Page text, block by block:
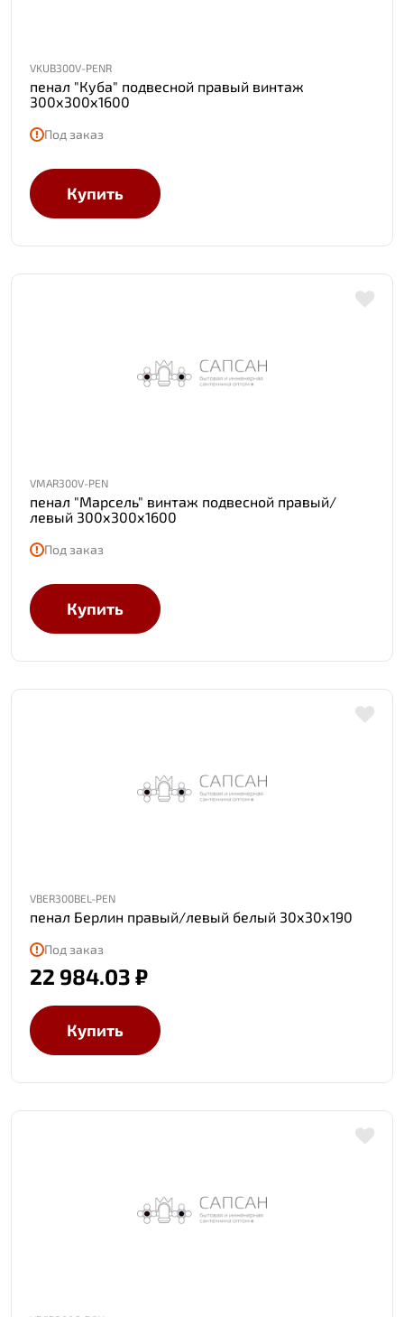
VKUB300V-PENR
пенал "Куба" подвесной правый винтаж
300х300х1600
Под заказ
Купить
VMAR300V-PEN
пенал "Марсель" винтаж подвесной правый/
левый 300х300х1600
Под заказ
Купить
VBER300BEL-PEN
пенал Берлин правый/левый белый 30х30х190
Под заказ
22 984.03 ₽
Купить